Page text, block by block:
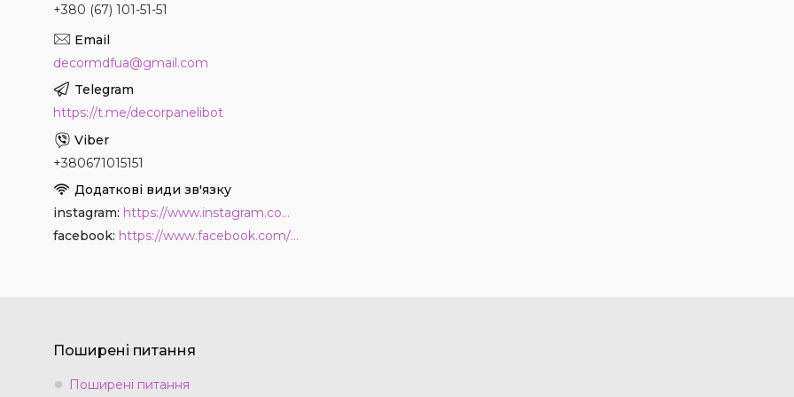
+380 (67) 101-51-51
decormdfua@gmail.com
https://t.me/decorpanelibot
+380671015151
instagram
https://www.instagram.com/decor_paneli_mdf
facebook
https://www.facebook.com/PanelDecor
Поширені питання
Поширені питання